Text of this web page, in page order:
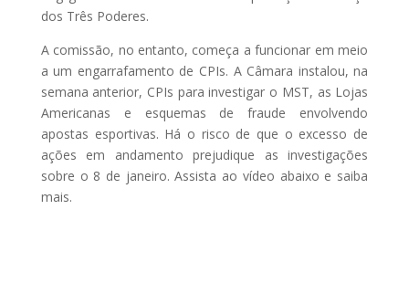
dos Três Poderes.
A comissão, no entanto, começa a funcionar em meio
a um engarrafamento de CPIs. A Câmara instalou, na
semana anterior, CPIs para investigar o MST, as Lojas
Americanas e esquemas de fraude envolvendo
apostas esportivas. Há o risco de que o excesso de
ações em andamento prejudique as investigações
sobre o 8 de janeiro. Assista ao vídeo abaixo e saiba
mais.